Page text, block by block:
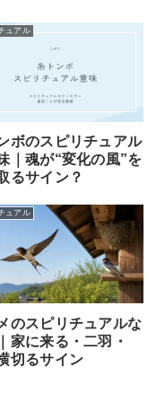
ュアル
ボのスピリチュアル
｜魂が“変化の風”を
るサイン？
ュアル
のスピリチュアルな
家に来る・二羽・
切るサイン